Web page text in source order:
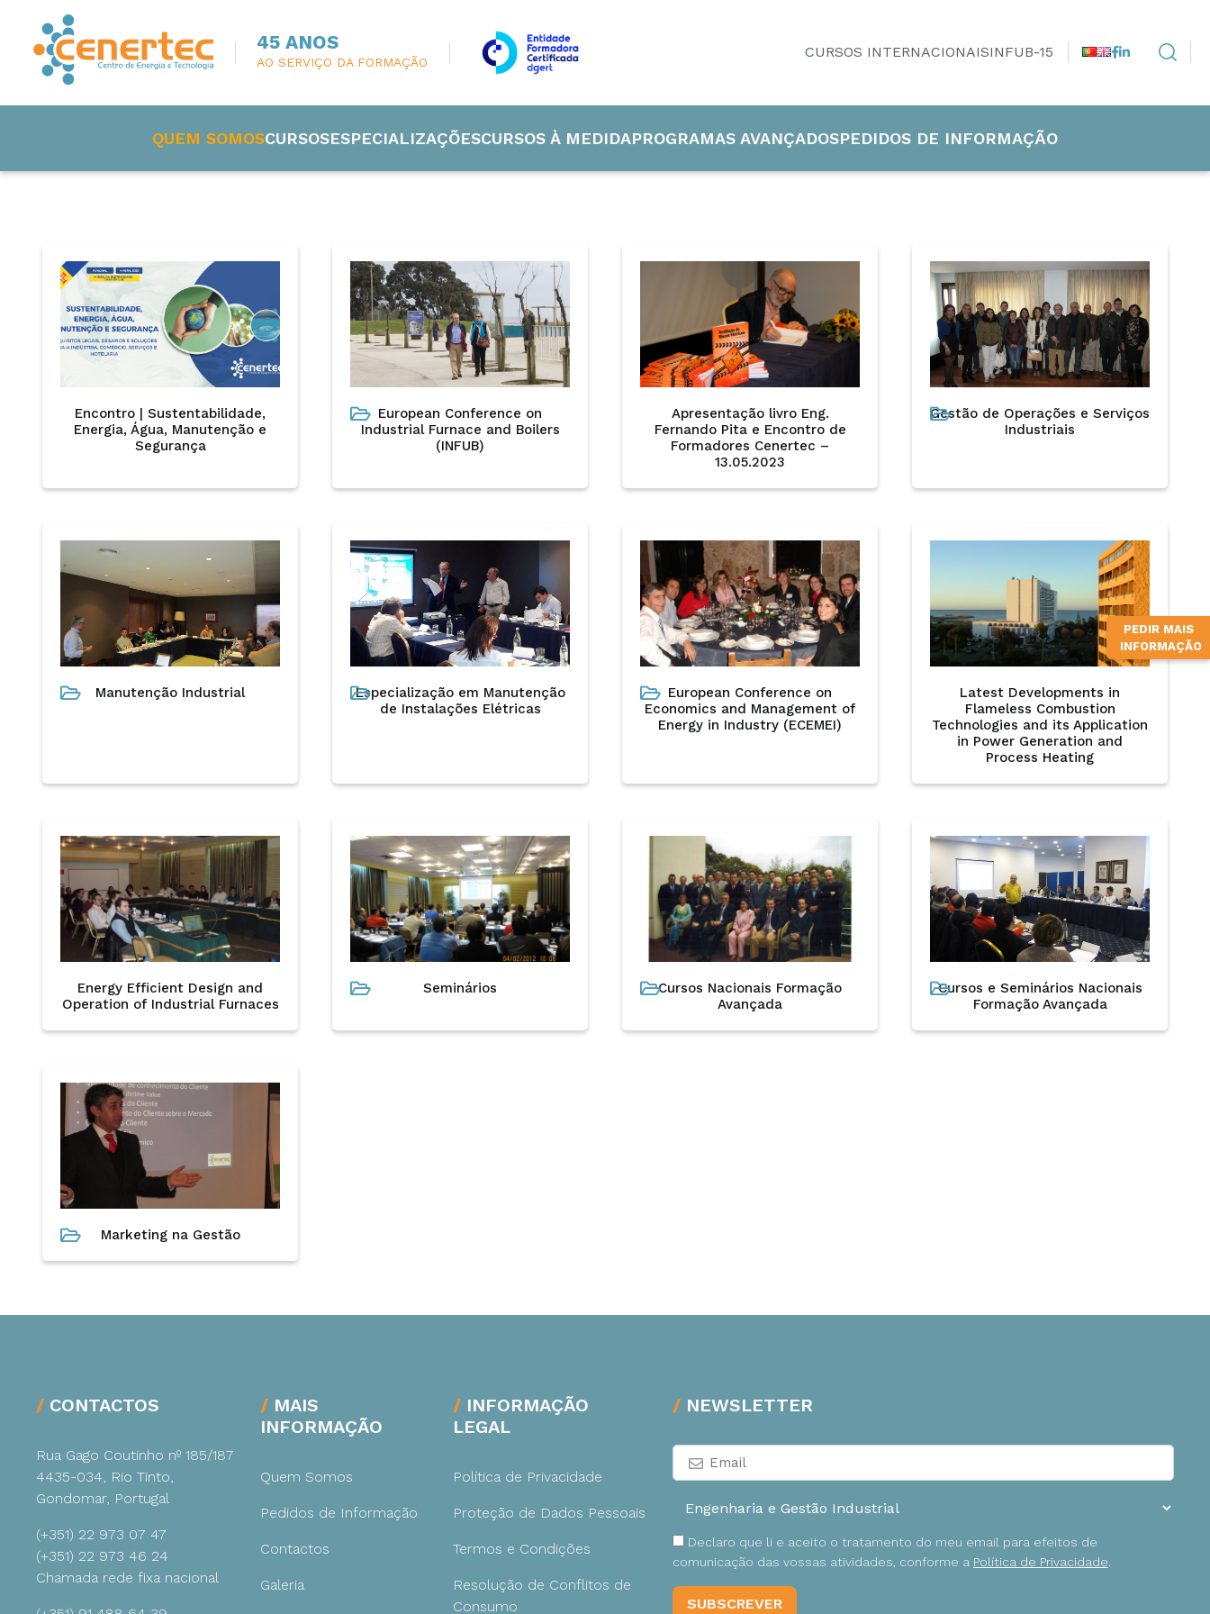
45 ANOS
AO SERVIÇO DA FORMAÇÃO
CURSOS INTERNACIONAISINFUB-15
QUEM SOMOSCURSOS
Engenharia Industrial
Eletricidade e Energia
Manutenção
ESPECIALIZAÇÕESCURSOS À MEDIDAPROGRAMAS AVANÇADOSPEDIDOS DE INFORMAÇÃO
PEDIR MAIS
INFORMAÇÃO
Encontro | Sustentabilidade,
Energia, Água, Manutenção e
Segurança
European Conference on
Industrial Furnace and Boilers
(INFUB)
Apresentação livro Eng.
Fernando Pita e Encontro de
Formadores Cenertec –
13.05.2023
Gestão de Operações e Serviços
Industriais
Manutenção Industrial
Especialização em Manutenção
de Instalações Elétricas
European Conference on
Economics and Management of
Energy in Industry (ECEMEI)
Latest Developments in
Flameless Combustion
Technologies and its Application
in Power Generation and
Process Heating
Energy Efficient Design and
Operation of Industrial Furnaces
Seminários
Cursos Nacionais Formação
Avançada
Cursos e Seminários Nacionais
Formação Avançada
Marketing na Gestão
CONTACTOS
Rua Gago Coutinho nº 185/187
4435-034, Rio Tinto,
Gondomar, Portugal
(+351) 22 973 07 47
(+351) 22 973 46 24
Chamada rede fixa nacional
MAIS
INFORMAÇÃO
Quem Somos
Pedidos de Informação
Contactos
Galeria
INFORMAÇÃO
LEGAL
Política de Privacidade
Proteção de Dados Pessoais
Termos e Condições
Resolução de Conflitos de
Consumo
NEWSLETTER
Declaro que li e aceito o tratamento do meu email para efeitos de
comunicação das vossas atividades, conforme a Política de Privacidade